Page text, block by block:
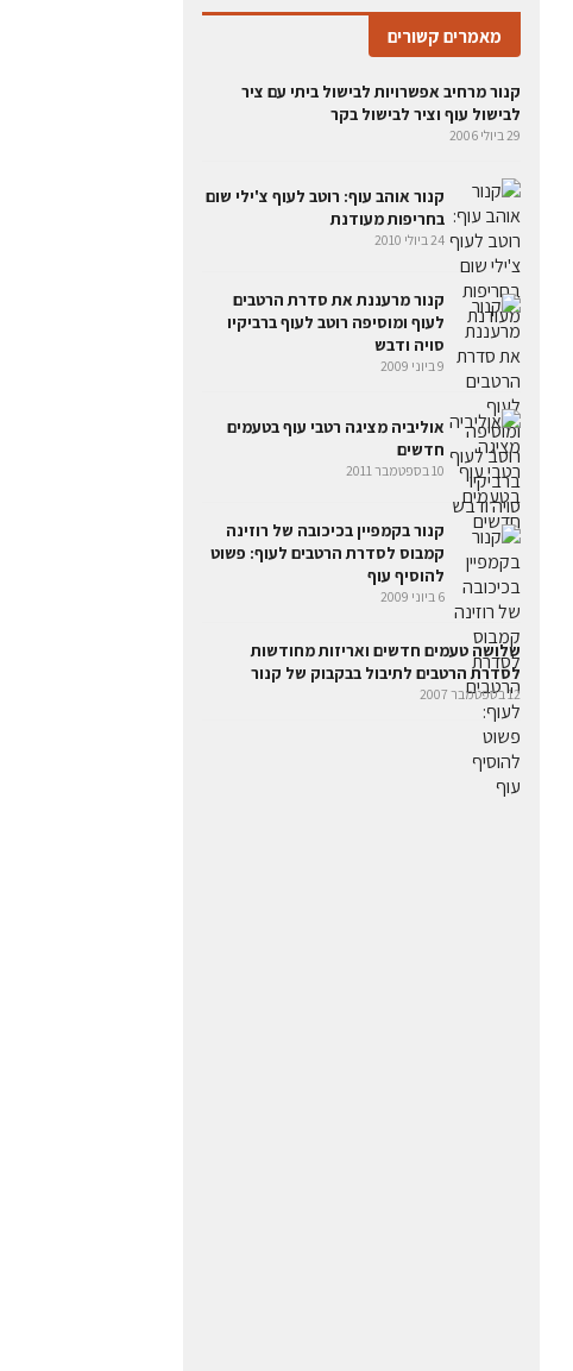
מאמרים קשורים
קנור מרחיב אפשרויות לבישול ביתי עם ציר
לבישול עוף וציר לבישול בקר
29 ביולי 2006
קנור אוהב עוף: רוטב לעוף צ'ילי שום
בחריפות מעודנת
24 ביולי 2010
קנור מרעננת את סדרת הרטבים
לעוף ומוסיפה רוטב לעוף ברביקיו
סויה ודבש
9 ביוני 2009
אוליביה מציגה רטבי עוף בטעמים
חדשים
10 בספטמבר 2011
קנור בקמפיין בכיכובה של רוזינה
קמבוס לסדרת הרטבים לעוף: פשוט
להוסיף עוף
6 ביוני 2009
שלושה טעמים חדשים ואריזות מחודשות
לסדרת הרטבים לתיבול בבקבוק של קנור
12 בספטמבר 2007